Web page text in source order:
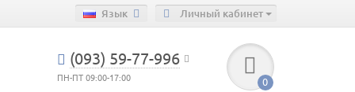
Личный кабинет
Язык
(093) 59-77-996
ПН-ПТ 09:00-17:00 0